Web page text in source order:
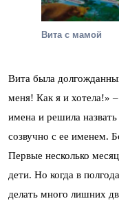
Вита с мамой
Вита была
меня! Как я и хотела!»
имена и решила
созвучно с ее именем.
Первые несколько
дети. Но когда в
делать много лишних